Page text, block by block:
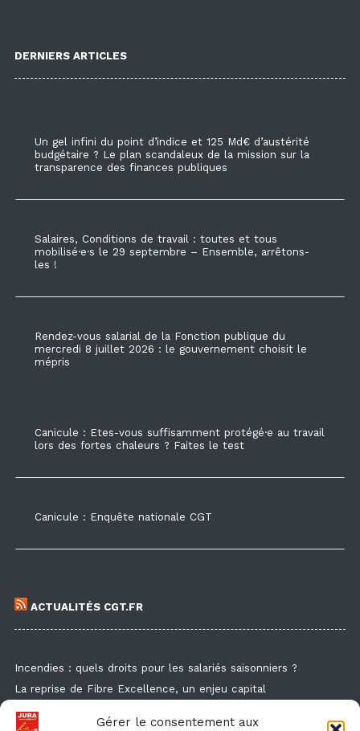
Gérer le consentement aux
DERNIERS ARTICLES
Un gel infini du point d’indice et 125 Md€ d’austérité
budgétaire ? Le plan scandaleux de la mission sur la
transparence des finances publiques
Salaires, Conditions de travail : toutes et tous
mobilisé·e·s le 29 septembre – Ensemble, arrêtons-
les !
Rendez-vous salarial de la Fonction publique du
mercredi 8 juillet 2026 : le gouvernement choisit le
mépris
Canicule : Etes-vous suffisamment protégé·e au travail
lors des fortes chaleurs ? Faites le test
Canicule : Enquête nationale CGT
ACTUALITÉS CGT.FR
Incendies : quels droits pour les salariés saisonniers ?
La reprise de Fibre Excellence, un enjeu capital
Guide de la formation syndicale